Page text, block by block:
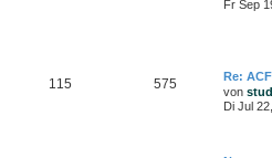
Fr Sep
115 575
Re:
von
Di Jul